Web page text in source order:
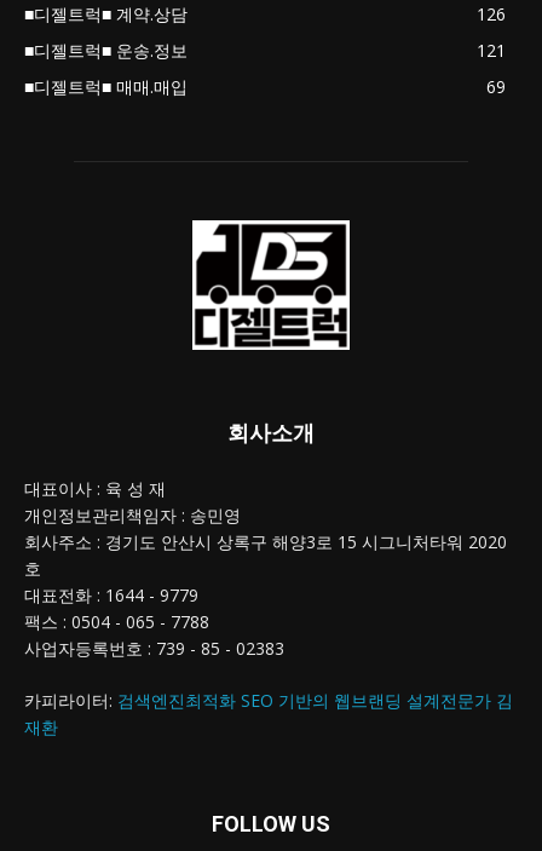
■디젤트럭■ 계약.상담
126
■디젤트럭■ 운송.정보
121
■디젤트럭■ 매매.매입
69
회사소개
대표이사 : 육 성 재
개인정보관리책임자 : 송민영
회사주소 : 경기도 안산시 상록구 해양3로 15 시그니처타워 2020
호
대표전화 : 1644 - 9779
팩스 : 0504 - 065 - 7788
사업자등록번호 : 739 - 85 - 02383
카피라이터: 검색엔진최적화 SEO 기반의 웹브랜딩 설계전문가 김
재환
FOLLOW US